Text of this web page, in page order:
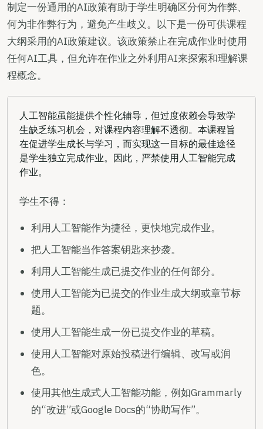
制定一份通用的AI政策有助于学生明确区分何为作弊、
何为非作弊行为，避免产生歧义。以下是一份可供课程
大纲采用的AI政策建议。该政策禁止在完成作业时使用
任何AI工具，但允许在作业之外利用AI来探索和理解课
程概念。
人工智能虽能提供个性化辅导，但过度依赖会导致学
生缺乏练习机会，对课程内容理解不透彻。本课程旨
在促进学生成长与学习，而实现这一目标的最佳途径
是学生独立完成作业。因此，严禁使用人工智能完成
作业。
学生不得：
利用人工智能作为捷径，更快地完成作业。
把人工智能当作答案钥匙来抄袭。
利用人工智能生成已提交作业的任何部分。
使用人工智能为已提交的作业生成大纲或章节标
题。
使用人工智能生成一份已提交作业的草稿。
使用人工智能对原始投稿进行编辑、改写或润
色。
使用其他生成式人工智能功能，例如Grammarly
的“改进”或Google Docs的“协助写作”。